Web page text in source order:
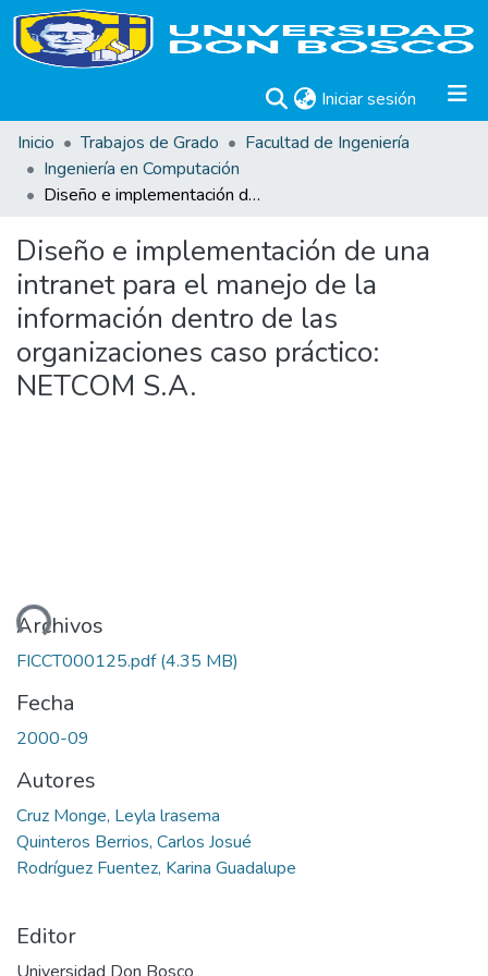
Iniciar sesión (current)
Inicio
Trabajos de Grado
Facultad de Ingeniería
Ingeniería en Computación
Diseño e implementación de una intranet para el manejo de la información dentro de las organizaciones caso práctico: NETCOM S.A.
Diseño e implementación de una
intranet para el manejo de la
información dentro de las
organizaciones caso práctico:
NETCOM S.A.
Archivos
FICCT000125.pdf(4.35 MB)
Fecha
2000-09
Autores
Cruz Monge, Leyla lrasema
Quinteros Berrios, Carlos Josué
Rodríguez Fuentez, Karina Guadalupe
Editor